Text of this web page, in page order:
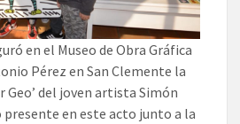
en el Museo de Obra Gráfica
Pérez en San Clemente la
Geo’ del joven artista Simón
presente en este acto junto a la